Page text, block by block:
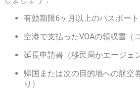
有効期限6ヶ月以上のパスポート
空港で支払ったVOAの領収書（
延長申請書（移民局かエージェ
帰国または次の目的地への航空
り）